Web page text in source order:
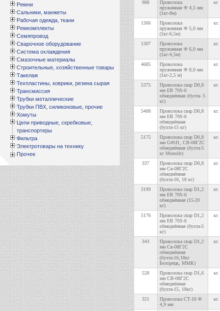
Ремни
Сальники, манжеты
Рабочая одежда, ткани
Ремкомплекты
Семяпровод
Сварочное оборудование
Система охлаждения
Смазочные материалы
Строительные, хозяйственные товары
Такелаж
Техпластины, коврики, резина сырая
Трансмиссия
Трубки металлические
Трубки ПВХ, силиконовые, прочие
Хомуты
Цепи приводные, скребковые,
транспортеры
Фильтра
Электротовары на технику
Прочее
988
Проволока
пружинная Ф 4,5 мм
(1кг-8м)
кг.
1306
Проволока
пружинная Ф 5,0 мм
(1кг-6,5м)
кг.
1307
Проволока
пружинная Ф 6,0 мм
(1кг-4,5м)
кг.
4685
Проволока
пружинная Ф 8,0 мм
(1кг-2,5 м)
кг.
5375
Проволока свар D0,8
мм ER 70S-6
обмеднённая (бухта- 5
кг)
кг.
5408
Проволока свар D0,8
мм ER 70S-6
обмеднённая
(бухта-15 кг)
кг.
5175
Проволока свар D0,8
мм G4SI1, СВ-08Г2С
обмеднённая (бухта-5
кг Monolit)
кг.
337
Проволока свар D0,8
мм Св-08Г2С
обмеднённая
(бухта-16, 18 кг)
кг.
3199
Проволока свар D1,2
мм ER 70S-6
обмеднённая (15-20
кг)
кг.
5176
Проволока свар D1,2
мм ER 70S-6
обмеднённая (бухта-5
кг)
кг.
343
Проволока свар D1,2
мм Св-08Г2С
обмеднённая
(бухта-16,18кг
Белорецк, ММК)
кг.
528
Проволока свар D1,6
мм СВ-08Г2С
обмеднённая
(бухта-15, 18кг)
кг.
321
Проволока СТ-10 Ф
4,9 мм
кг.